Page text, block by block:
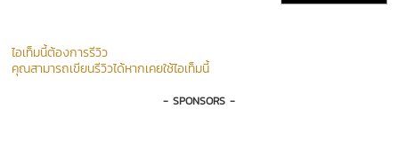
ไอเท็มนี้ต้องการรีวิว
คุณสามารถเขียนรีวิวได้หากเคยใช้ไอเท็มนี้
- SPONSORS -